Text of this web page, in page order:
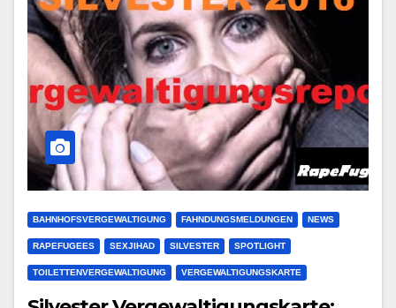
BAHNHOFSVERGEWALTIGUNG FAHNDUNGSMELDUNGEN NEWS
RAPEFUGEES SEXJIHAD SILVESTER SPOTLIGHT
TOILETTENVERGEWALTIGUNG VERGEWALTIGUNGSKARTE